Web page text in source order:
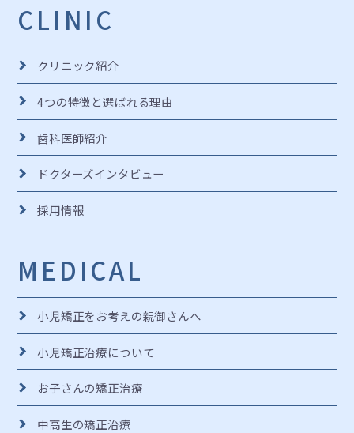
CLINIC
クリニック紹介
4つの特徴と選ばれる理由
歯科医師紹介
ドクターズインタビュー
採用情報
MEDICAL
小児矯正をお考えの親御さんへ
小児矯正治療について
お子さんの矯正治療
中高生の矯正治療